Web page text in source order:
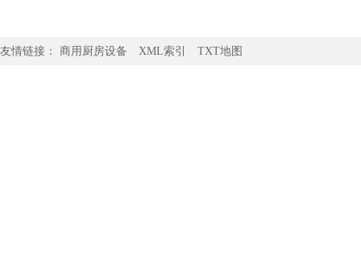
3044am永利官网：
友情链接： 商用厨房设备 XML索引 TXT地图